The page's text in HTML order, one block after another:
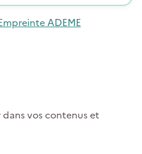
ADEME
vos contenus et